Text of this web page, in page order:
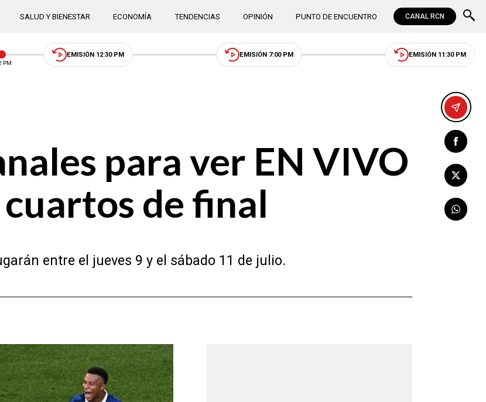
SALUD Y BIENESTAR ECONOMÍA TENDENCIAS OPINIÓN PUNTO DE ENCUENTRO CANAL RCN
PM
EMISIÓN 12:30 PM EMISIÓN 7:00 PM EMISIÓN 11:30 PM
para ver EN VIVO
de final
entre el jueves 9 y el sábado 11 de julio.